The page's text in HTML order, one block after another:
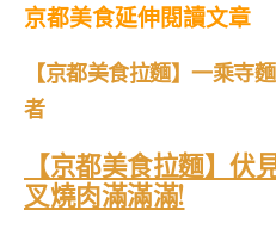
京都美食延伸閱讀文章
【京都美食拉麵】一乘寺
者
【京都美食拉麵】伏
叉燒肉滿滿滿!